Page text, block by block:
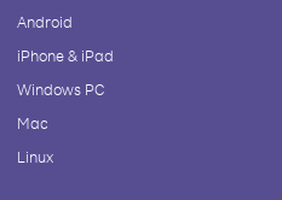
Android
iPhone & iPad
Windows PC
Mac
Linux